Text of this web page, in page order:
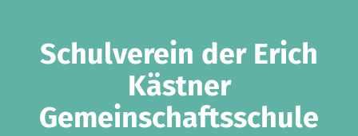
Schulverein der Erich
Kästner
Gemeinschaftsschule